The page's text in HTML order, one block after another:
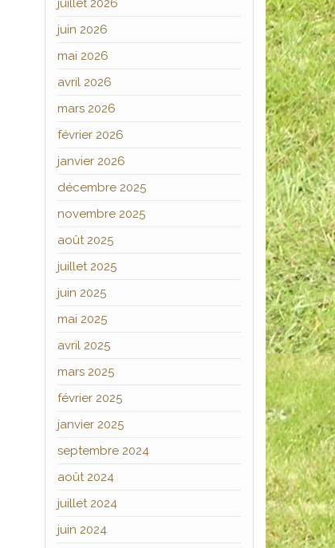
juillet 2026
juin 2026
mai 2026
avril 2026
mars 2026
février 2026
janvier 2026
décembre 2025
novembre 2025
août 2025
juillet 2025
juin 2025
mai 2025
avril 2025
mars 2025
février 2025
janvier 2025
septembre 2024
août 2024
juillet 2024
juin 2024